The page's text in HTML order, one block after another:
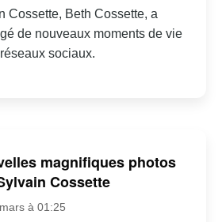
Cossette, Beth Cossette, a
de nouveaux moments de vie
sociaux.
magnifiques photos
Cossette
à 01:25